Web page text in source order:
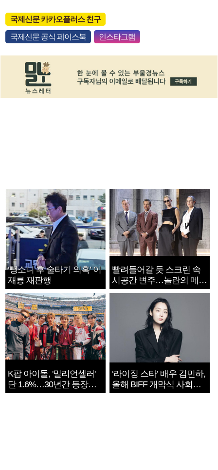
국제신문 카카오플러스 친구
국제신문 공식 페이스북 인스타그램
‘뺑소니 후 술타기 의혹’ 이
재룡 재판행
빨려들어갈 듯 스크린 속
시공간 변주…놀란의 메시
지는 ‘전쟁 속죄’
K팝 아이돌, '밀리언셀러'
단 1.6%…30년간 등장
1182개팀 전수조사
‘라이징 스타’ 배우 김민하,
올해 BIFF 개막식 사회자
확정